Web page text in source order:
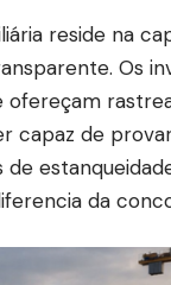
reside na
Os
capaz de
da